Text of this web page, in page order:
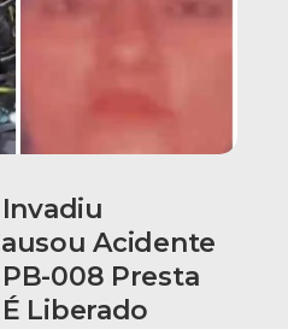
Acidente
008 Presta
Liberado